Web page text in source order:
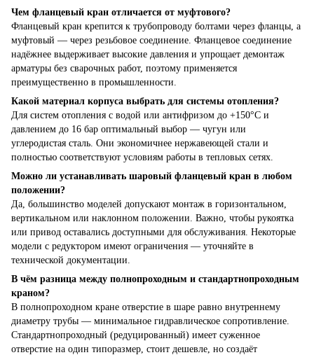
Чем фланцевый кран отличается от муфтового?
Фланцевый кран крепится к трубопроводу болтами через фланцы, а
муфтовый — через резьбовое соединение. Фланцевое соединение
надёжнее выдерживает высокие давления и упрощает демонтаж
арматуры без сварочных работ, поэтому применяется
преимущественно в промышленности.
Какой материал корпуса выбрать для системы отопления?
Для систем отопления с водой или антифризом до +150°C и
давлением до 16 бар оптимальный выбор — чугун или
углеродистая сталь. Они экономичнее нержавеющей стали и
полностью соответствуют условиям работы в тепловых сетях.
Можно ли устанавливать шаровый фланцевый кран в любом
положении?
Да, большинство моделей допускают монтаж в горизонтальном,
вертикальном или наклонном положении. Важно, чтобы рукоятка
или привод оставались доступными для обслуживания. Некоторые
модели с редуктором имеют ограничения — уточняйте в
технической документации.
В чём разница между полнопроходным и стандартнопроходным
краном?
В полнопроходном кране отверстие в шаре равно внутреннему
диаметру трубы — минимальное гидравлическое сопротивление.
Стандартнопроходный (редуцированный) имеет суженное
отверстие на один типоразмер, стоит дешевле, но создаёт